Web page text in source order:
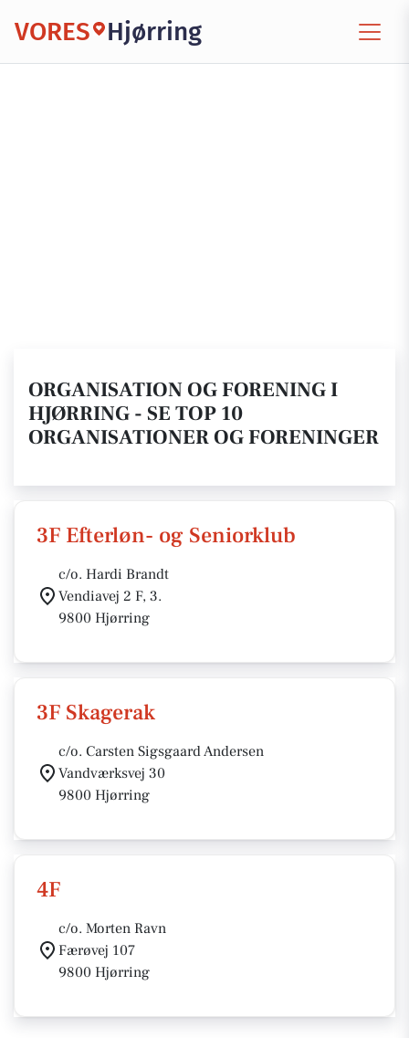
VORES Hjørring
ORGANISATION OG FORENING I
HJØRRING - SE TOP 10
ORGANISATIONER OG FORENINGER
3F Efterløn- og Seniorklub
c/o. Hardi Brandt
Vendiavej 2 F, 3.
9800 Hjørring
3F Skagerak
c/o. Carsten Sigsgaard Andersen
Vandværksvej 30
9800 Hjørring
4F
c/o. Morten Ravn
Færøvej 107
9800 Hjørring